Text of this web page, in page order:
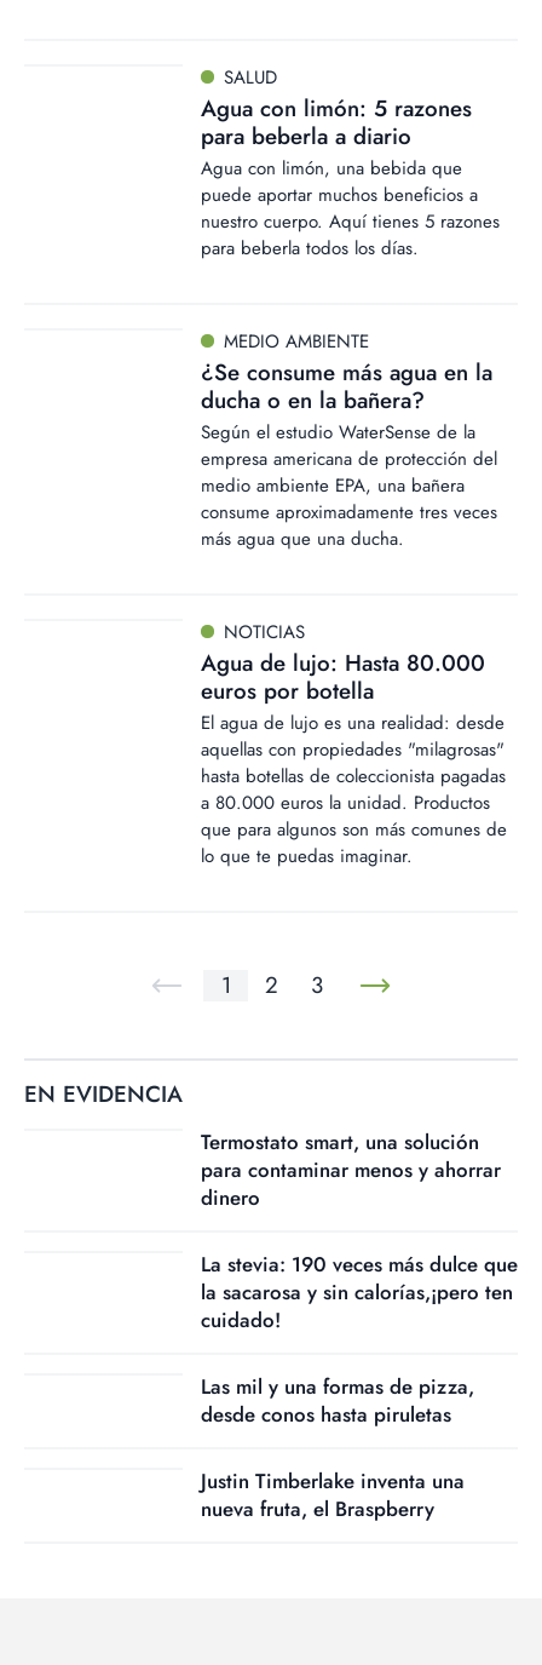
SALUD
Agua con limón: 5 razones
para beberla a diario
Agua con limón, una bebida que
puede aportar muchos beneficios a
nuestro cuerpo. Aquí tienes 5 razones
para beberla todos los días.
MEDIO AMBIENTE
¿Se consume más agua en la
ducha o en la bañera?
Según el estudio WaterSense de la
empresa americana de protección del
medio ambiente EPA, una bañera
consume aproximadamente tres veces
más agua que una ducha.
NOTICIAS
Agua de lujo: Hasta 80.000
euros por botella
El agua de lujo es una realidad: desde
aquellas con propiedades "milagrosas"
hasta botellas de coleccionista pagadas
a 80.000 euros la unidad. Productos
que para algunos son más comunes de
lo que te puedas imaginar.
1 2 3
EN EVIDENCIA
Termostato smart, una solución
para contaminar menos y ahorrar
dinero
La stevia: 190 veces más dulce que
la sacarosa y sin calorías,¡pero ten
cuidado!
Las mil y una formas de pizza,
desde conos hasta piruletas
Justin Timberlake inventa una
nueva fruta, el Braspberry